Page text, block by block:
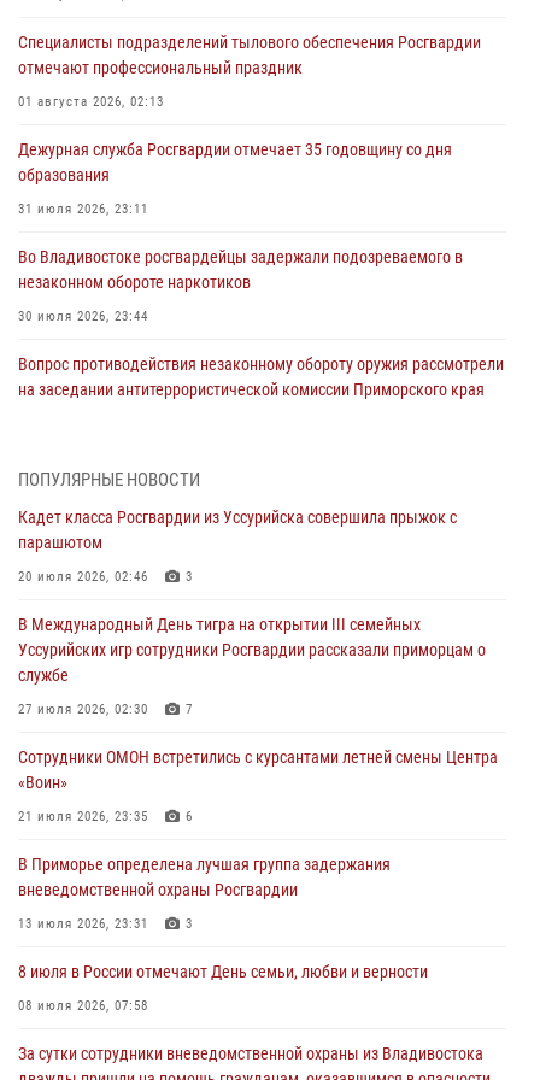
Специалисты подразделений тылового обеспечения Росгвардии
отмечают профессиональный праздник
01 августа 2026, 02:13
Дежурная служба Росгвардии отмечает 35 годовщину со дня
образования
31 июля 2026, 23:11
Во Владивостоке росгвардейцы задержали подозреваемого в
незаконном обороте наркотиков
30 июля 2026, 23:44
Вопрос противодействия незаконному обороту оружия рассмотрели
на заседании антитеррористической комиссии Приморского края
Во Владивостоке во дворе жилого дома сотрудники
29 июля 2026, 01:17
В День Крещения Руси в Князь-Владимирском храме – Главном
ходом
28 июля 2026, 10:29 3
Росгвардейцы в Приморье приняли участие в молебне,
28 июля 2026, 05:39
В Международный День тигра на открытии III семейных
службе
27 июля 2026, 02:30
ПОПУЛЯРНЫЕ НОВОСТИ
Кадет класса Росгвардии из Уссурийска совершила прыжок с
парашютом
20 июля 2026, 02:46 3
В Международный День тигра на открытии III семейных
Уссурийских игр сотрудники Росгвардии рассказали приморцам о
службе
27 июля 2026, 02:30 7
Сотрудники ОМОН встретились с курсантами летней смены Центра
«Воин»
21 июля 2026, 23:35 6
В Приморье определена лучшая группа задержания
вневедомственной охраны Росгвардии
13 июля 2026, 23:31 3
8 июля в России отмечают День семьи, любви и верности
08 июля 2026, 07:58
За сутки сотрудники вневедомственной охраны из Владивостока